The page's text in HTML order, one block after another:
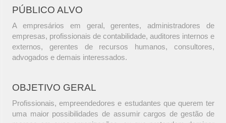
PÚBLICO ALVO
A empresários em geral, gerentes, administradores de
empresas, profissionais de contabilidade, auditores internos e
externos, gerentes de recursos humanos, consultores,
advogados e demais interessados.
OBJETIVO GERAL
Profissionais, empreendedores e estudantes que querem ter
uma maior possibilidades de assumir cargos de gestão de